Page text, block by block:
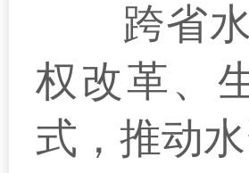
跨省水
权改革、
式，推动